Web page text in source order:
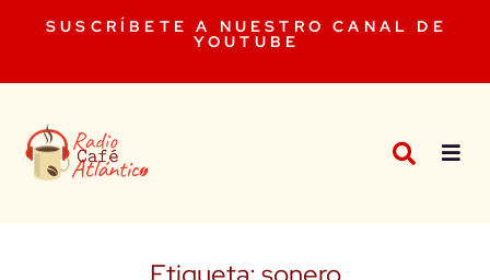
SUSCRÍBETE A NUESTRO CANAL DE
YOUTUBE